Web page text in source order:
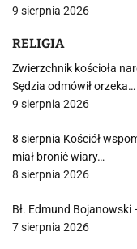
9 sierpnia 2026
RELIGIA
Zwierzchnik kościoła
Sędzia odmówił orzeka…
9 sierpnia 2026
8 sierpnia Kościół
miał bronić wiary…
8 sierpnia 2026
Bł. Edmund
7 sierpnia 2026